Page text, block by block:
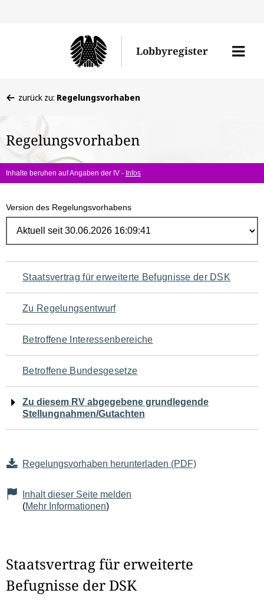
Lobbyregister
Menü
befinden
hier:
zurück zu: Regelungsvorhaben
Regelungsvorhaben
Inhalte beruhen auf Angaben der IV - Infos
Version des Regelungsvorhabens
Navigation
für
den
Seiteninhalt
Staatsvertrag für erweiterte Befugnisse der DSK
Zu Regelungsentwurf
Betroffene Interessenbereiche
Betroffene Bundesgesetze
Zu diesem RV abgegebene grundlegende
Stellungnahmen/Gutachten
Regelungsvorhaben herunterladen (PDF)
Inhalt dieser Seite melden
(Mehr Informationen)
Staatsvertrag für erweiterte
Befugnisse der DSK